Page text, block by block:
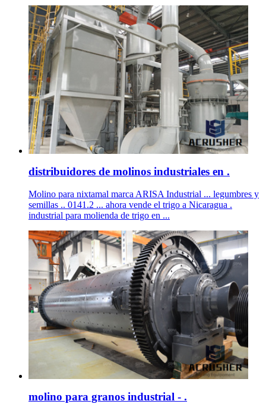
distribuidores de molinos industriales en .
Molino para nixtamal marca ARISA Industrial ... legumbres y
semillas .. 0141.2 ... ahora vende el trigo a Nicaragua .
industrial para molienda de trigo en ...
molino para granos industrial - .